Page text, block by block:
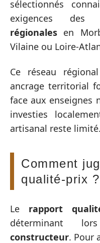
sélectionnés
exigences des
régionales en
Vilaine ou Loire-
Ce réseau
ancrage territorial
face aux enseignes
investies
artisanal reste limité.
Comment
qualité-prix ?
Le rapport
déterminant
constructeur. Pour